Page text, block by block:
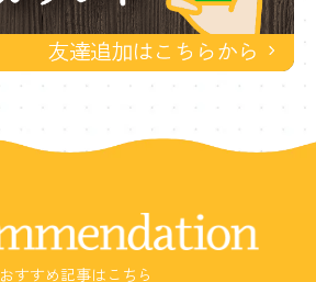
Recommendation
おすすめ記事はこちら